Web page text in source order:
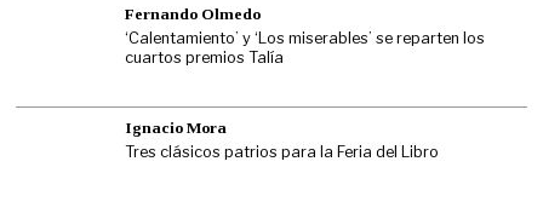
Fernando Olmedo
‘Calentamiento’ y ‘Los miserables’ se reparten los
cuartos premios Talía
Ignacio Mora
Tres clásicos patrios para la Feria del Libro